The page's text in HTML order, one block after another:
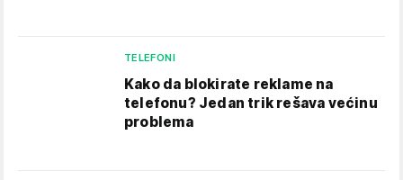
TELEFONI
Kako da blokirate reklame na
telefonu​? Jedan trik rešava većinu
problema